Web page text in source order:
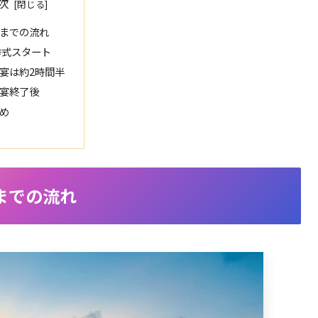
での流れ
スタート
は約2時間半
終了後
での流れ